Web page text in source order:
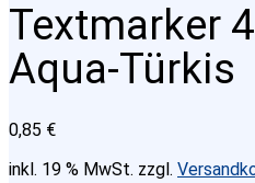
Textmarker
Aqua-Türkis
0,85 €
inkl. 19 % MwSt. zzgl.